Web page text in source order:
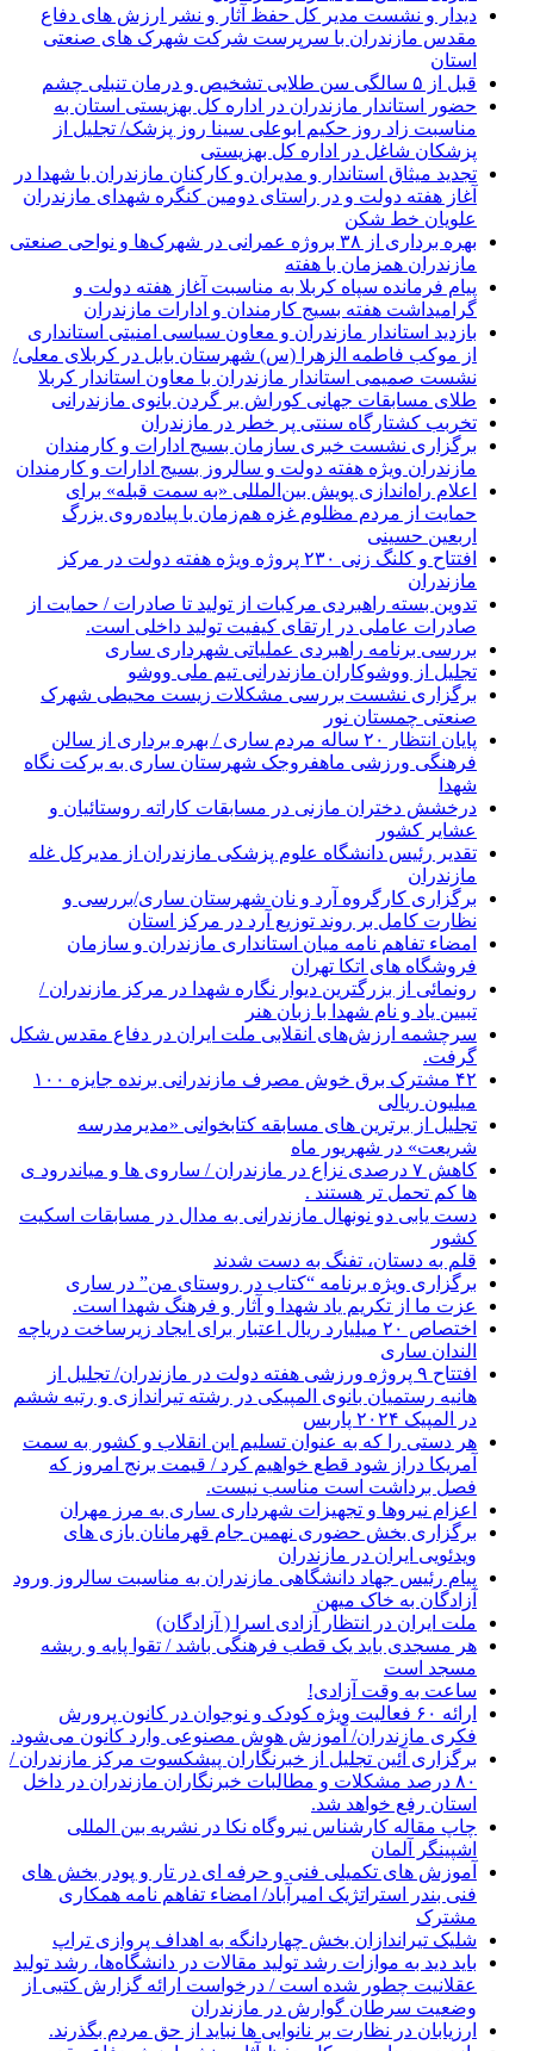
دیدار و نشست مدیر کل حفظ آثار و نشر ارزش های دفاع
مقدس مازندران با سرپرست شرکت شهرک های صنعتی
استان
قبل از ۵ سالگی سن طلایی تشخیص و درمان تنبلی چشم
حضور استاندار مازندران در اداره کل بهزیستی استان به
مناسبت زاد روز حکیم ابوعلی سینا روز پزشک/ تجلیل از
پزشکان شاغل در اداره کل بهزیستی
تجدید میثاق استاندار و مدیران و کارکنان مازندران با شهدا در
آغاز هفته دولت و در راستای دومین کنگره شهدای مازندران
علویان خط شکن
بهره برداری از ۳۸ بروژه عمرانی در شهرک‌ها و نواحی صنعتی
مازندران همزمان با هفته
پیام فرمانده سپاه کربلا به مناسبت آغاز هفته دولت و
گرامیداشت هفته بسیج کارمندان و ادارات مازندران
بازدید استاندار مازندران و معاون سیاسی امنیتی استانداری
از موکب فاطمه الزهرا (س) شهرستان بابل در کربلای معلی/
نشست صمیمی استاندار مازندران با معاون استاندار کربلا
طلای مسابقات جهانی کوراش بر گردن بانوی مازندرانی
تخربب کشتارگاه سنتی پر خطر در مازندران
برگزاری نشست خبری سازمان بسیج ادارات و کارمندان
مازندران ویژه هفته دولت و سالروز بسیج ادارات و کارمندان
اعلام راه‌اندازی پویش بین‌المللی «به سمت قبله» برای
حمایت از مردم مظلوم غزه هم‌زمان با پیاده‌روی بزرگ
اربعین حسینی
افتتاح و کلنگ زنی ۲۳۰ پروژه ویژه هفته دولت در مرکز
مازندران
تدوین بسته راهبردی مرکبات از تولید تا صادرات / حمایت از
صادرات عاملی در ارتقای کیفیت تولید داخلی است.
بررسی برنامه راهبردی عملیاتی شهرداری ساری
تجلیل از ووشوکاران مازندرانی تیم ملی ووشو
برگزاری نشست بررسی مشکلات زیست محیطی شهرک
صنعتی چمستان نور
پایان انتظار ۲۰ ساله مردم ساری / بهره برداری از سالن
فرهنگی ورزشی ماهفروجک شهرستان ساری به برکت نگاه
شهدا
درخشش دختران مازنی در مسابقات کاراته روستائیان و
عشایر کشور
تقدیر رئیس دانشگاه علوم پزشکی مازندران از مدیرکل غله
مازندران
برگزاری کارگروه آرد و نان شهرستان ساری/بررسی و
نظارت کامل بر روند توزیع آرد در مرکز استان
امضاء تفاهم نامه میان استانداری مازندران و سازمان
فروشگاه های اتکا تهران
رونمائی از بزرگترین دیوار نگاره شهدا در مرکز مازندران /
تبیین یاد و نام شهدا با زبان هنر
سرچشمه ارزش‌های انقلابی ملت ایران در دفاع مقدس شکل
گرفت.
۴۲ مشترک برق خوش مصرف مازندرانی برنده جایزه ۱۰۰
میلیون ریالی
تجلیل از برترین های مسابقه کتابخوانی «مدیرمدرسه
شریعت» در شهریور ماه
کاهش ۷ درصدی نزاع در مازندران / ساروی ها و میاندرود ی
ها کم تحمل تر هستند‌ .
دست یابی دو نونهال مازندرانی به مدال در مسابقات اسکیت
کشور
قلم به دستان، تفنگ به دست شدند
برگزاری ویژه برنامه “کتاب در روستای من” در ساری
عزت ما از تکریم یاد شهدا و آثار و فرهنگ شهدا است.
اختصاص ۲۰ میلیارد ریال اعتبار برای ایجاد زیرساخت دریاچه
الندان ساری
افتتاح ۹ پروژه ورزشی هفته دولت در مازندران/ تجلیل از
هانیه رستمیان بانوی المپیکی در رشته تیراندازی و رتبه ششم
در المپیک ۲۰۲۴ پاربس
هر دستی را که به عنوان تسلیم این انقلاب و کشور به سمت
آمريکا دراز شود قطع خواهیم کرد / قیمت برنج امروز که
فصل برداشت است مناسب نیست.
اعزام نیروها و تجهیزات شهرداری ساری به مرز مهران
برگزاری بخش حضوری نهمین جام قهرمانان بازی های
ویدئویی ایران در مازندران
پیام رئیس جهاد دانشگاهی مازندران به مناسبت سالروز ورود
آزادگان به خاک میهن
ملت ایران در انتظار آزادی اسرا ( آزادگان)
هر مسجدی باید یک قطب فرهنگی باشد / تقوا پایه و ریشه
مسجد است
ساعت به وقت آزادی!
ارائه ۶۰ فعالیت ویژه کودک و نوجوان در کانون پرورش
فکری مازندران/ آموزش هوش مصنوعی وارد کانون می‌شود.
برگزاری آئین تجلیل از خبرنگاران پیشکسوت مرکز مازندران /
۸۰ درصد مشکلات و مطالبات خبرنگاران مازندران در داخل
استان رفع خواهد شد.
چاپ مقاله کارشناس نيروگاه نكا در نشریه بین المللی
اشپینگر آلمان
آموزش های تکمیلی فنی و حرفه ای در تار و پودر بخش های
فنی بندر استراتژیک امیرآباد/ امضاء تفاهم نامه همکاری
مشترک
شلیک تیراندازان بخش چهاردانگه به اهداف پروازی تراپ
باید دید به موازات رشد تولید مقالات در دانشگاه‌ها، رشد تولید
عقلانیت چطور شده است / درخواست ارائه گزارش کتبی از
وضعیت سرطان گوارش در مازندران
ارزیابان در نظارت بر نانوایی ها نباید از حق مردم بگذرند.